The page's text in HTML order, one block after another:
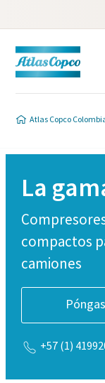
Atlas Copco
La
compactos
camiones
+57 (1)